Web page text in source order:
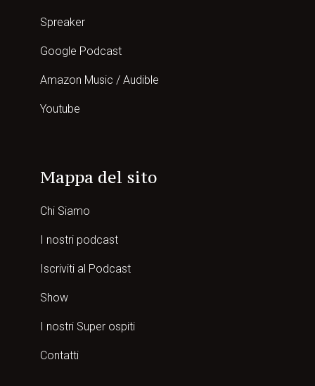
Spreaker
Google Podcast
Amazon Music / Audible
Youtube
Mappa del sito
Chi Siamo
I nostri podcast
Iscriviti al Podcast
Show
I nostri Super ospiti
Contatti